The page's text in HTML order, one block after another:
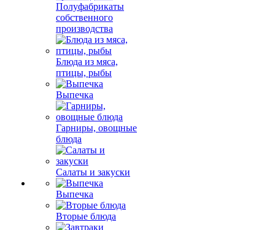
Полуфабрикаты
собственного
производства
Блюда из мяса,
птицы, рыбы
Выпечка
Гарниры, овощные
блюда
Салаты и закуски
Выпечка
Вторые блюда